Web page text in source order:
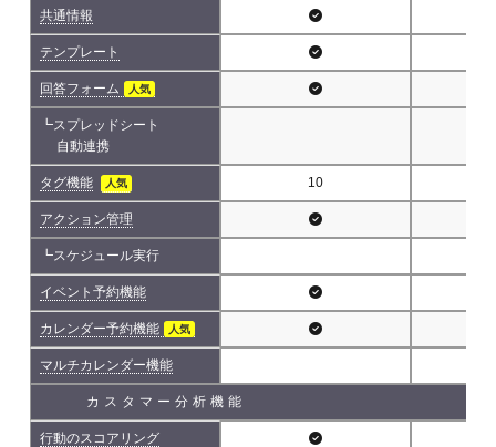
共通情報
テンプレート
回答フォーム 人気
┗スプレッドシート
自動連携
タグ機能 人気 10
アクション管理
┗スケジュール実行
イベント予約機能
カレンダー予約機能 人気
マルチカレンダー機能
カスタマー分析機能
行動のスコアリング